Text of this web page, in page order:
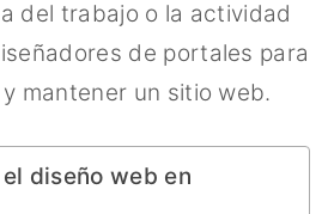
del trabajo o la actividad
de portales para
mantener un sitio web.
diseño web en